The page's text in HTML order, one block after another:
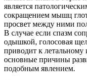
является
сокращением мышц
просвет между ними
В случае если спазм
одышкой, голосовая
приводит к летальному
основные причины
подобным явлением.